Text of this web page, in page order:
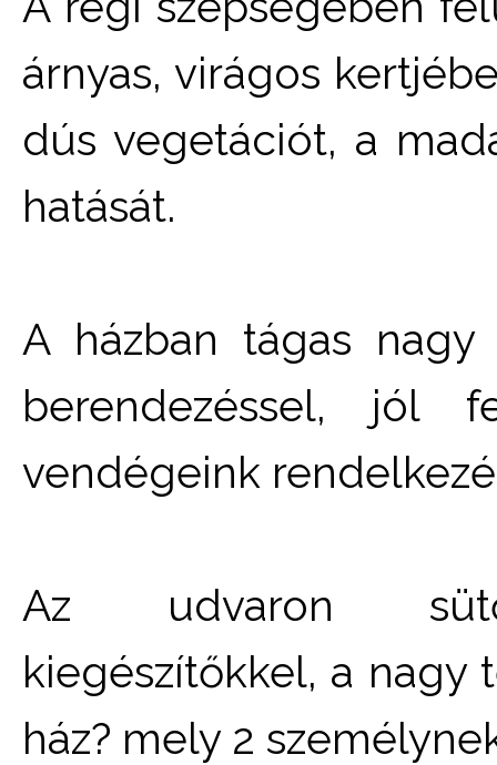
árnyas, virágos
dús vegetációt, a
hatását.
A házban tágas nagy
berendezéssel, jól
vendégeink
Az udvaron sütő-
kiegészítőkkel, a nagy
ház? mely 2